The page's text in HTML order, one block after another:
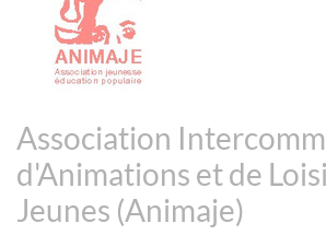
Association
d'Animations et de
Jeunes (Animaje)